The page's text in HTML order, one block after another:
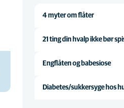
4 myter om flåter
21 ting din hvalp ikke bør
Engflåten og babesiose
Diabetes/sukkersyge hos